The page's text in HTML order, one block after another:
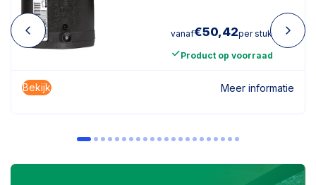
vanaf€50,42per stuk
Product op voorraad
Bekijk Meer informatie